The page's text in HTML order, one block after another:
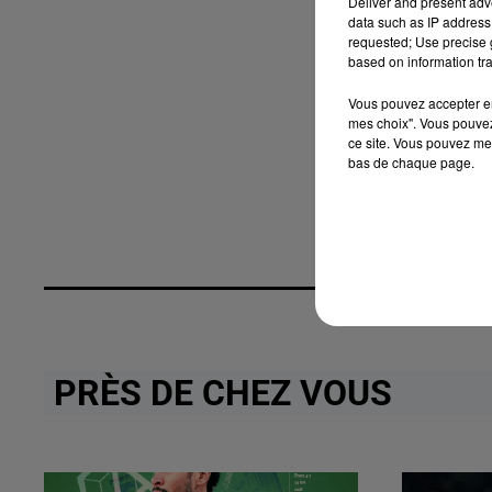
PRÈS DE CHEZ VOUS
data such as IP
requested; Use precise
based on information
Vous pouvez accepter
mes choix". Vous
ce site. Vous pouvez
bas de chaque page.